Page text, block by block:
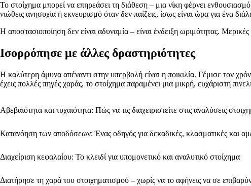
Το στοίχημα μπορεί να επηρεάσει τη διάθεση – μια νίκη φέρνει
νιώθεις ανησυχία ή εκνευρισμό όταν δεν παίζεις, ίσως είναι ώρα για ένα
Η αποστασιοποίηση δεν είναι αδυναμία – είναι ένδειξη ωριμότητας.
Ισορρόπησε με άλλες δραστηριότητες
Η καλύτερη άμυνα απέναντι στην υπερβολή είναι η ποικιλία. Γέμισε τον
έχεις πολλές πηγές χαράς, το στοίχημα παραμένει μια μικρή, ευχάριστη
Αβεβαιότητα και τυχαιότητα: Πώς να τις διαχειριστείτε στις αναλύσεις
Κατανόηση των αποδόσεων: Ένας οδηγός για δεκαδικές, κλασματικές και
Διαχείριση κεφαλαίου: Το κλειδί για υπομονετικό και αναλυτικό στοίχημα
Διατήρησε τη χαρά του στοιχηματισμού – χωρίς να το αφήνεις να σε